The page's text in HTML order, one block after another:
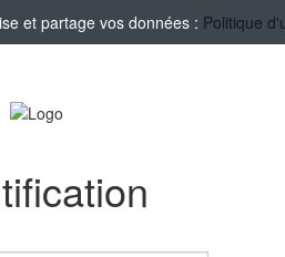
et partage vos données : Politique